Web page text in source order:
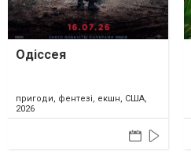
Одіссея
пригоди, фентезі, екшн, США,
2026